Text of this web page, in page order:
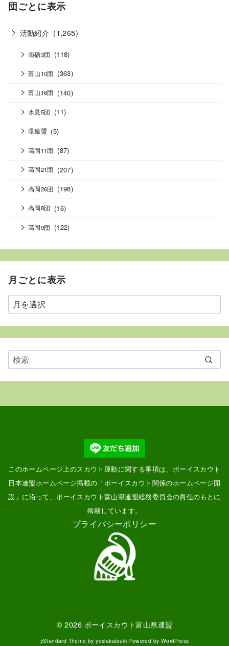
団ごとに表示
活動紹介 (1,265)
南砺3団 (118)
富山10団 (363)
富山16団 (140)
氷見5団 (11)
県連盟 (5)
高岡11団 (87)
高岡21団 (207)
高岡26団 (196)
高岡8団 (16)
高岡9団 (122)
月ごとに表示
月
ご
と
表
示
このホームページ上のスカウト運動に関する事項は、ボーイスカウト
日本連盟ホームページ掲載の「ボーイスカウト関係のホームページ開
設 」に沿って、ボーイスカウト富山県連盟総務委員会の責任のもとに
掲載しています。
プライバシーポリシー
© 2026 ボーイスカウト富山県連盟
yStandard Theme byyosiakatsuki Powered by WordPress